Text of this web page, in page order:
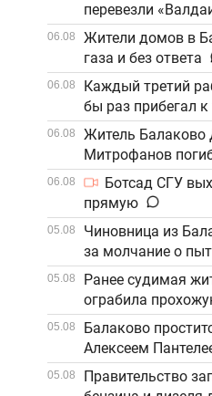
перевезли
06.08
Жители домов в
газа и без ответа
06.08
Каждый третий
бы раз прибегал к
06.08
Житель Балаково
Митрофанов
06.08
Ботсад СГУ
прямую
05.08
Чиновница из
за молчание о
05.08
Ранее судимая
ограбила
05.08
Балаково
Алексеем
05.08
Правительство